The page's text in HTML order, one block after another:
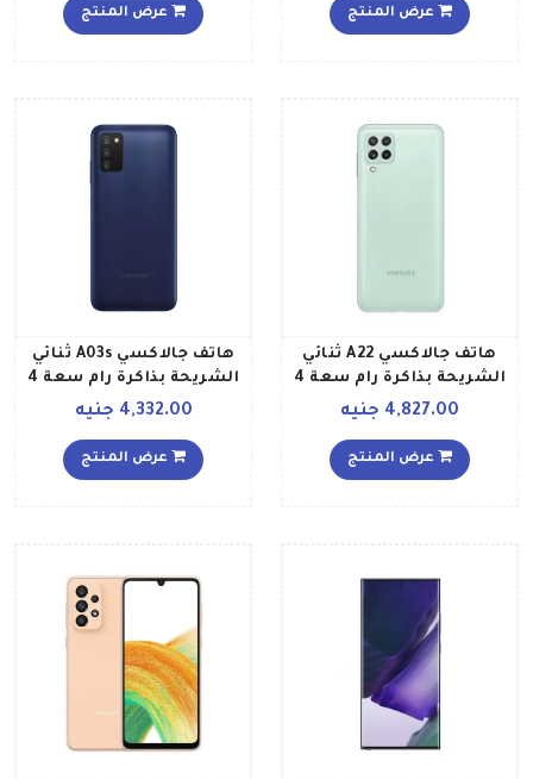
بلون أسود إصدار الشرق
عرض المنتج عرض المنتج
هاتف جالاكسي A22 ثنائي
الشريحة بذاكرة رام سعة 4
جيجابايت وذاكرة 64
LTE إصدار عالمي، لون
4,827.00 جنيه
عرض المنتج
هاتف جالاكسي A03s ثنائي
الشريحة بذاكرة رام سعة 4
جيجابايت وذاكرة داخلية
تقنية 4G LTE إصدار الشرق
الأوسط، لون أزرق
4,332.00 جنيه
عرض المنتج